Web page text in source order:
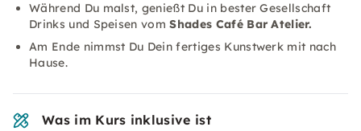
Während Du malst, genießt Du in bester Gesellschaft
Drinks und Speisen vomShades Café Bar Atelier.
Am Ende nimmst Du Dein fertiges Kunstwerk mit nach
Hause.
Was im Kurs inklusive ist